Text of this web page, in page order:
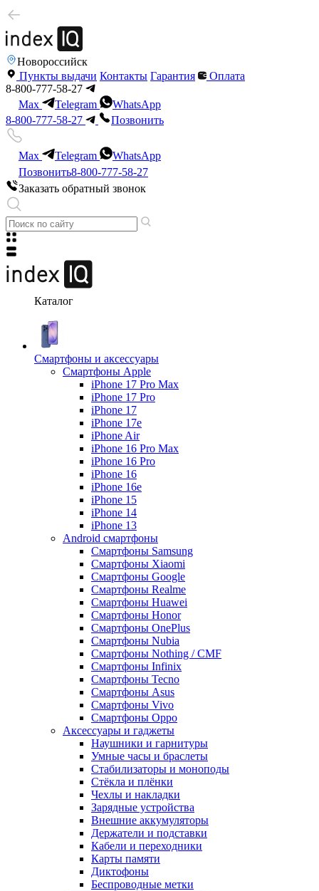
Новороссийск
Пункты выдачи Контакты Гарантия
Оплата
8-800-777-58-27
Max
Telegram
WhatsApp
8-800-777-58-27
Позвонить
Max Telegram
WhatsApp
Позвонить8-800-777-58-27
Заказать обратный звонок
Каталог
Смартфоны и аксессуары
Смартфоны Apple
iPhone 17 Pro Max
iPhone 17 Pro
iPhone 17
iPhone 17e
iPhone Air
iPhone 16 Pro Max
iPhone 16 Pro
iPhone 16
iPhone 16e
iPhone 15
iPhone 14
iPhone 13
Android cмартфоны
Смартфоны Samsung
Смартфоны Xiaomi
Смартфоны Google
Смартфоны Realme
Смартфоны Huawei
Смартфоны Honor
Смартфоны OnePlus
Смартфоны Nubia
Смартфоны Nothing / CMF
Смартфоны Infinix
Смартфоны Tecno
Смартфоны Asus
Смартфоны Vivo
Смартфоны Oppo
Аксессуары и гаджеты
Наушники и гарнитуры
Умные часы и браслеты
Стабилизаторы и моноподы
Стёкла и плёнки
Чехлы и накладки
Зарядные устройства
Внешние аккумуляторы
Держатели и подставки
Кабели и переходники
Карты памяти
Диктофоны
Беспроводные метки